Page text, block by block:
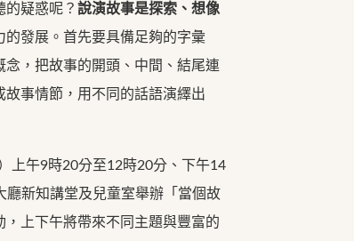
疑惑呢？ 說演故事是探索、想像
的發展。首先要具備足夠的字彙
，把故事的開頭、中間、結尾連
事情節，用不同的話語演繹出
午9時20分至12時20分、下午14
廳新知講堂及兒童室舉辦「當個故
上下午將帶來不同主題與豐富的